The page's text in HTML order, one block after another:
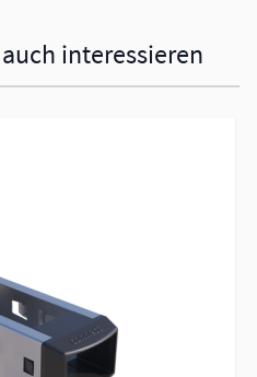
interessieren